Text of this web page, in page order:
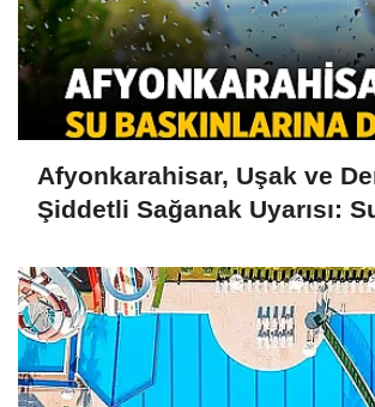
Afyonkarahisar, Uşak ve
Şiddetli Sağanak Uyarısı: